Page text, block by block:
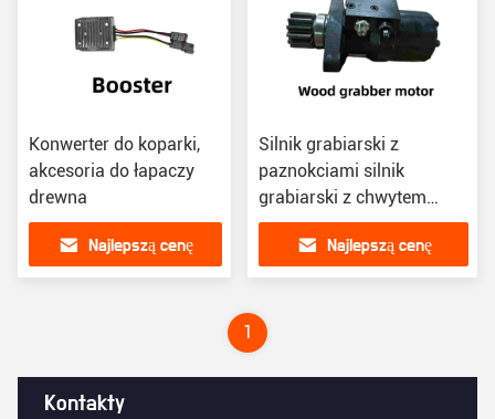
Kontakty
Konwerter do koparki,
akcesoria do łapaczy
drewna
Najlepszą cenę
Silnik grabiarski z
paznokciami silnik
grabiarski z chwytem
silnik do sklepów z
materiałami budowlanymi
Najlepszą cenę
1